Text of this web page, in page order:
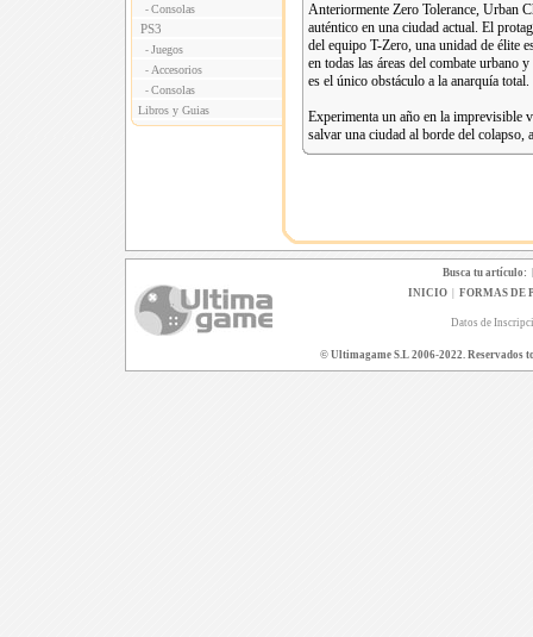
- Consolas
PS3
- Juegos
- Accesorios
- Consolas
Libros y Guias
Anteriormente Zero Tolerance, Urban
auténtico en una ciudad actual. El
del equipo T-Zero, una unidad de élite
en todas las áreas del combate urbano
es el único obstáculo a la anarquía total.
Experimenta un año en la imprevisible
salvar una ciudad al borde del colapso,
Busca tu artículo:
INICIO| FORMAS DE
Datos de
© Ultimagame S.L 2006-2022. Reservados